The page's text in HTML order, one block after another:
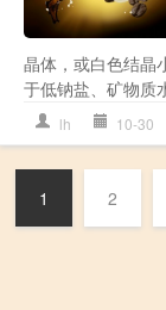
晶体，或白色结晶
于低钠盐、矿物质
lh 10-30
1 2